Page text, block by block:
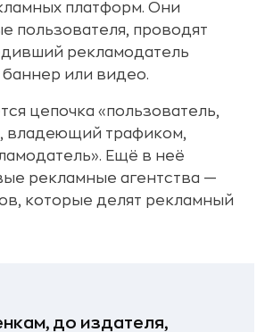
платформ. Они
пользователя, проводят
рекламодатель
или видео.
цепочка «пользователь,
владеющий трафиком,
Ещё в неё
рекламные агентства —
которые делят рекламный
до издателя,